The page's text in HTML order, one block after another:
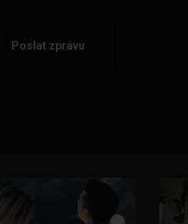
Poslat zprávu